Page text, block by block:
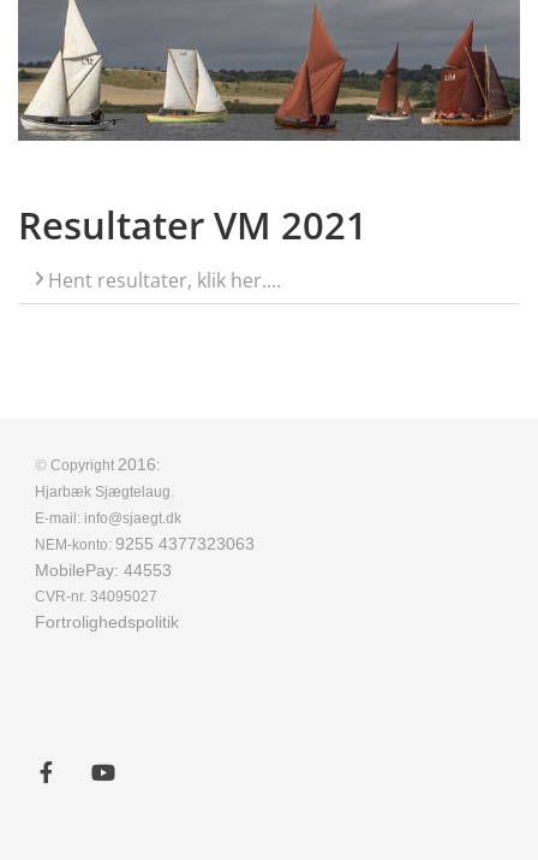
Resultater VM 2021
Hent resultater, klik her....
© Copyright 2016:
Hjarbæk Sjægtelaug.
E-mail: info@sjaegt.dk
NEM-konto: 9255 4377323063
MobilePay: 44553
CVR-nr. 34095027
Fortrolighedspolitik